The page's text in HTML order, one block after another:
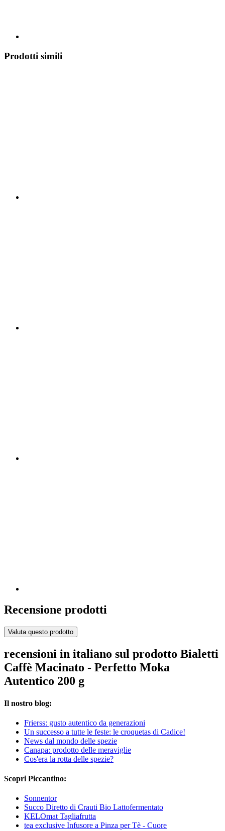
Prodotti simili
Recensione prodotti
Valuta questo prodotto
recensioni in italiano sul prodotto Bialetti
Caffè Macinato - Perfetto Moka
Autentico 200 g
Il nostro blog:
Frierss: gusto autentico da generazioni
Un successo a tutte le feste: le croquetas di Cadice!
News dal mondo delle spezie
Canapa: prodotto delle meraviglie
Cos'era la rotta delle spezie?
Scopri Piccantino:
Sonnentor
Succo Diretto di Crauti Bio Lattofermentato
KELOmat Tagliafrutta
tea exclusive Infusore a Pinza per Tè - Cuore